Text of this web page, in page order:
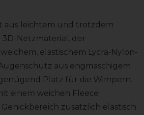
aus leichtem und trotzdem
Netzmaterial, der
elastischem Lycra-Nylon-
aus engmaschigem
Platz für die Wimpern.
einem weichen Fleece
zusätzlich elastisch.